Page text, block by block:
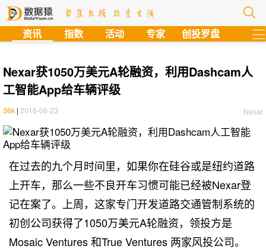
资讯 指数 活动 专家 创投罗盘
Nexar获1050万美元A轮融资，利用Dashcam人
工智能App给车辆评级
Nexar
36k | 2016-06-23
在过去的九个月时间里，如果你在硅谷或是纽约道路
上开车，那么一些不良开车习惯可能已经被Nexar登
记在案了。上周，这家专门开发道路交通管制系统的
初创公司获得了1050万美元A轮融资，领投方是
Mosaic Ventures 和True Ventures 两家风投公司。